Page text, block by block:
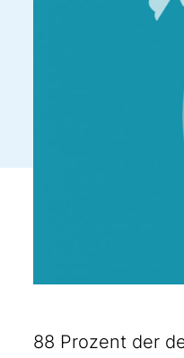
88 Prozent der